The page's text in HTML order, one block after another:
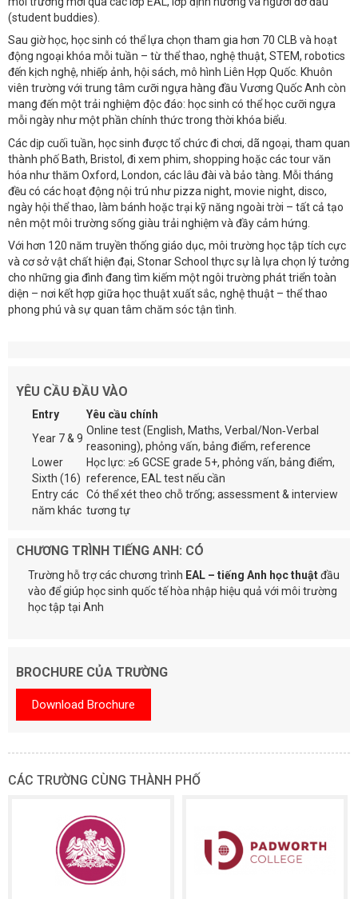
(student buddies).
Sau giờ học, học sinh có thể lựa chọn tham gia hơn 70 CLB và hoạt
động ngoại khóa mỗi tuần – từ thể thao, nghệ thuật, STEM, robotics
đến kịch nghệ, nhiếp ảnh, hội sách, mô hình Liên Hợp Quốc. Khuôn
viên trường với trung tâm cưỡi ngựa hàng đầu Vương Quốc Anh còn
mang đến một trải nghiệm độc đáo: học sinh có thể học cưỡi ngựa
mỗi ngày như một phần chính thức trong thời khóa biểu.
Các dịp cuối tuần, học sinh được tổ chức đi chơi, dã ngoại, tham quan
thành phố Bath, Bristol, đi xem phim, shopping hoặc các tour văn
hóa như thăm Oxford, London, các lâu đài và bảo tàng. Mỗi tháng
đều có các hoạt động nội trú như pizza night, movie night, disco,
ngày hội thể thao, làm bánh hoặc trại kỹ năng ngoài trời – tất cả tạo
nên một môi trường sống giàu trải nghiệm và đầy cảm hứng.
Với hơn 120 năm truyền thống giáo dục, môi trường học tập tích cực
và cơ sở vật chất hiện đại, Stonar School thực sự là lựa chọn lý tưởng
cho những gia đình đang tìm kiếm một ngôi trường phát triển toàn
diện – nơi kết hợp giữa học thuật xuất sắc, nghệ thuật – thể thao
phong phú và sự quan tâm chăm sóc tận tình.
YÊU CẦU ĐẦU VÀO
Entry
Yêu cầu chính
Year 7 & 9
Online test (English, Maths, Verbal/Non‑Verbal
reasoning), phỏng vấn, bảng điểm, reference
Lower
Sixth (16)
Học lực: ≥6 GCSE grade 5+, phỏng vấn, bảng điểm,
reference, EAL test nếu cần
Entry các
năm khác
Có thể xét theo chỗ trống; assessment & interview
tương tự
CHƯƠNG TRÌNH TIẾNG ANH: CÓ
Trường hỗ trợ các chương trình EAL – tiếng Anh học thuậtđầu
vào để giúp học sinh quốc tế hòa nhập hiệu quả với môi trường
học tập tại Anh
BROCHURE CỦA TRƯỜNG
Download Brochure
CÁC TRƯỜNG CÙNG THÀNH PHỐ